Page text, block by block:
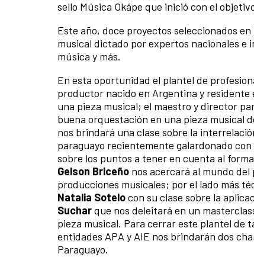
sello Música Okápe que inició con el
Este año, doce proyectos seleccionados
musical dictado por expertos nacionales e
música y más.
En esta oportunidad el plantel de
productor nacido en Argentina y
una pieza musical; el maestro y director
buena orquestación en una pieza musical
nos brindará una clase sobre la
paraguayo recientemente galardonado
sobre los puntos a tener en cuenta al
Gelson Briceño nos acercará al mundo
producciones musicales; por el lado más
Natalia Sotelocon su clase sobre la
Sucharque nos deleitará en un
pieza musical. Para cerrar este plantel de
entidades APA y AIE nos brindarán dos
Paraguayo.